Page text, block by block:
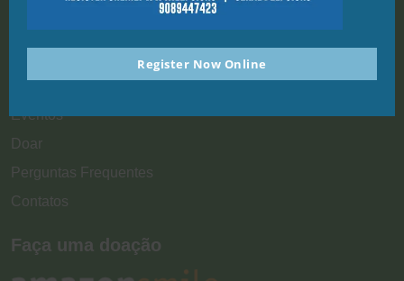
Casa
Eventos
Doar
Perguntas Frequentes
Contatos
Faça uma doação
Register Now Online